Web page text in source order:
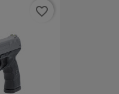
favorite_border